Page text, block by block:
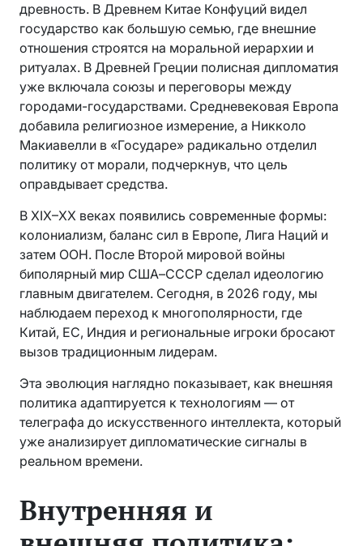
древность. В Древнем Китае Конфуций видел
государство как большую семью, где внешние
отношения строятся на моральной иерархии и
ритуалах. В Древней Греции полисная дипломатия
уже включала союзы и переговоры между
городами-государствами. Средневековая Европа
добавила религиозное измерение, а Никколо
Макиавелли в «Государе» радикально отделил
политику от морали, подчеркнув, что цель
оправдывает средства.
В XIX–XX веках появились современные формы:
колониализм, баланс сил в Европе, Лига Наций и
затем ООН. После Второй мировой войны
биполярный мир США–СССР сделал идеологию
главным двигателем. Сегодня, в 2026 году, мы
наблюдаем переход к многополярности, где
Китай, ЕС, Индия и региональные игроки бросают
вызов традиционным лидерам.
Эта эволюция наглядно показывает, как внешняя
политика адаптируется к технологиям — от
телеграфа до искусственного интеллекта, который
уже анализирует дипломатические сигналы в
реальном времени.
Внутренняя и